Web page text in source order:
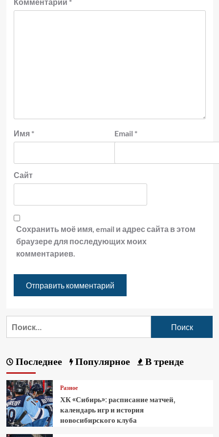
Комментарий *
Имя * Email *
Сайт
Сохранить моё имя, email и адрес сайта в этом
браузере для последующих моих
комментариев.
Последнее Популярное В тренде
Разное
ХК «Сибирь»: расписание матчей,
календарь игр и история
новосибирского клуба